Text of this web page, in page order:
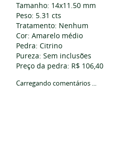
Tamanho: 14x11.50 mm
Peso: 5.31 cts
Tratamento: Nenhum
Cor: Amarelo médio
Pedra: Citrino
Pureza: Sem inclusões
Preço da pedra: R$ 106,40
Carregando comentários ...